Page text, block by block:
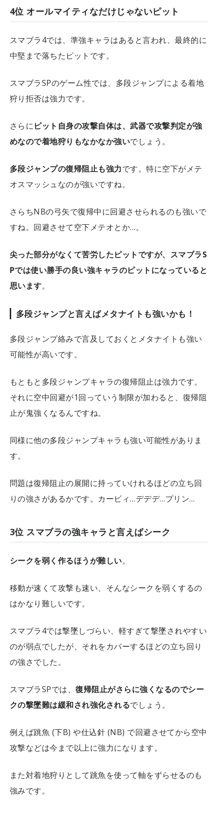
4位 オールマイティなだけじゃないピット
スマブラ4では、準強キャラはあると言われ、最終的に
中堅まで落ちたピットです。
スマブラSPのゲーム性では、多段ジャンプによる着地
狩り拒否は強力です。
さらにピット自身の攻撃自体は、武器で攻撃判定が強
めなので着地狩りもなかなか強いでしょう。
多段ジャンプの復帰阻止も強力です。特に空下がメテ
オスマッシュなのが強いですね。
さらちNBの弓矢で復帰中に回避させられるのも強いで
すね。回避させて空下メテオとか…。
尖った部分がなくて苦労したピットですが、スマブラS
Pでは使い勝手の良い強キャラのピットになっていると
思います。
多段ジャンプと言えばメタナイトも強いかも！
多段ジャンプ絡みで言及しておくとメタナイトも強い
可能性が高いです。
もともと多段ジャンプキャラの復帰阻止は強力です。
それに空中回避が1回っていう制限が加わると、復帰阻
止が鬼強くなるんですね。
同様に他の多段ジャンプキャラも強い可能性がありま
す。
問題は復帰阻止の展開に持っていけれるほどの立ち回
りの強さがあるかです。カービィ…デデデ…プリン…
3位 スマブラの強キャラと言えばシーク
シークを弱く作るほうが難しい。
移動が速くて攻撃も速い、そんなシークを弱くするの
はかなり難しいです。
スマブラ4では撃墜しづらい、軽すぎて撃墜されやすい
のが弱点でしたが、それをカバーするほどの立ち回り
の強さでした。
スマブラSPでは、復帰阻止がさらに強くなるのでシー
クの撃墜難は緩和され強化されるでしょう。
例えば跳魚 (下B) や仕込針 (NB) で回避させてから空中
攻撃などは今まで以上に強力になります。
また対着地狩りとして跳魚を使って軸をずらせるのも
強みです。